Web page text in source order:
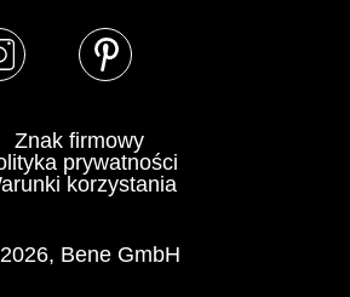
Bene GmbH
Znak firmowy
prywatności
korzystania